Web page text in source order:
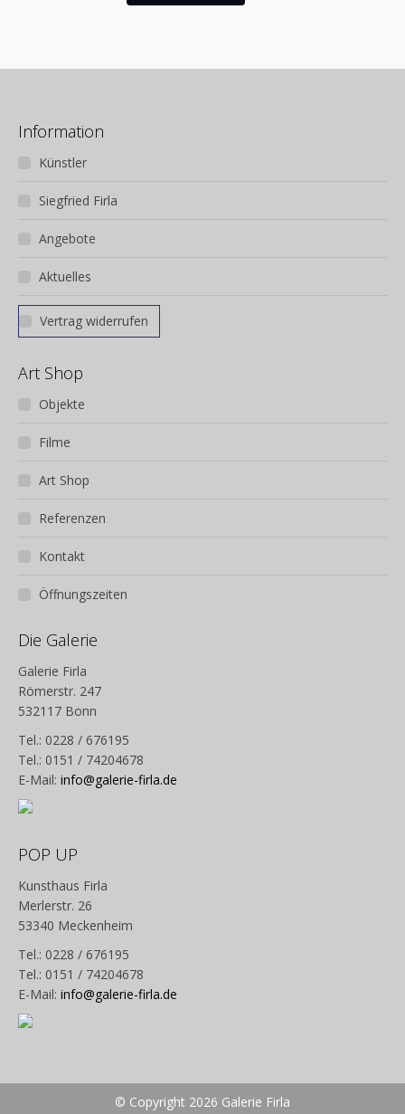
Information
Künstler
Siegfried Firla
Angebote
Aktuelles
Vertrag widerrufen
Art Shop
Objekte
Filme
Art Shop
Referenzen
Kontakt
Öffnungszeiten
Die Galerie
Galerie Firla
Römerstr. 247
532117 Bonn
Tel.: 0228 / 676195
Tel.: 0151 / 74204678
E-Mail: info@galerie-firla.de
POP UP
Kunsthaus Firla
Merlerstr. 26
53340 Meckenheim
Tel.: 0228 / 676195
Tel.: 0151 / 74204678
E-Mail: info@galerie-firla.de
© Copyright 2026 Galerie Firla